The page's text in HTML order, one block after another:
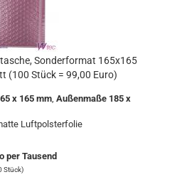
Sonderformat 165x165
(100 Stück = 99,00 Euro)
x 165 mm, Außenmaße 185 x
Luftpolsterfolie
per Tausend
Stück)